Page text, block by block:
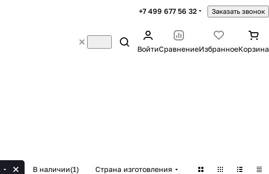
+7 499 677 56 32 Заказать звонок
ВойтиСравнениеИзбранноеКорзина
В наличии(1)
Страна изготовления